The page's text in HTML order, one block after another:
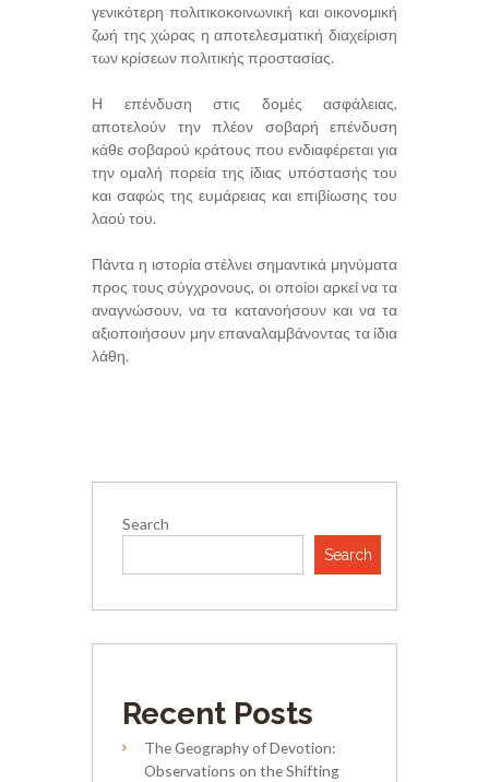
γενικότερη πολιτικοκοινωνική και οικονομική
ζωή της χώρας η αποτελεσματική διαχείριση
των κρίσεων πολιτικής προστασίας.
Η επένδυση στις δομές ασφάλειας,
αποτελούν την πλέον σοβαρή επένδυση
κάθε σοβαρού κράτους που ενδιαφέρεται για
την ομαλή πορεία της ίδιας υπόστασής του
και σαφώς της ευμάρειας και επιβίωσης του
λαού του.
Πάντα η ιστορία στέλνει σημαντικά μηνύματα
προς τους σύγχρονους, οι οποίοι αρκεί να τα
αναγνώσουν, να τα κατανοήσουν και να τα
αξιοποιήσουν μην επαναλαμβάνοντας τα ίδια
λάθη.
Search
Search
Recent Posts
The Geography of Devotion:
Observations on the Shifting